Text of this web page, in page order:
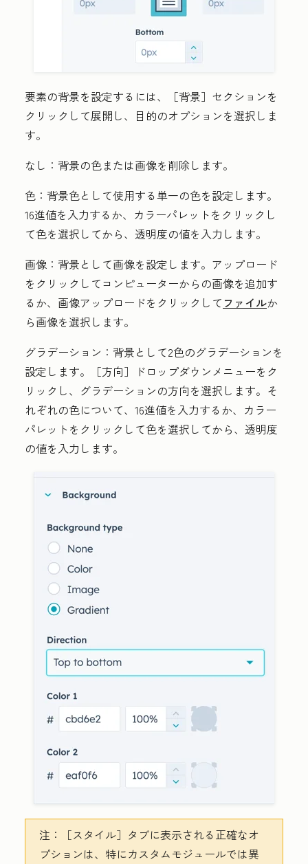
要素の背景を設定するには、［背景］ セクションを
クリックして展開し、目的のオプションを選択しま
す。
なし： 背景の色または画像を削除します。
色： 背景色として使用する単一の色を設定します。
16進値を入力するか、 カラーパレットをクリックし
て色を選択してから、 透明度の値を入力します。
画像： 背景として画像を設定します。 アップロード
をクリックしてコンピューターからの画像を追加す
るか、 画像アップロードをクリックして ファイルか
ら画像を選択します。
グラデーション： 背景として2色のグラデーションを
設定します。
［方向］ドロップダウンメニューをク
リックし、 グラデーションの方向を選択します。そ
れぞれの色について、 16進値を入力するか、 カラー
パレットをクリックして色を選択してから、 透明度
の値を入力します。
注：
［スタイル］タブに表示される正確なオ
プションは、特にカスタムモジュールでは異